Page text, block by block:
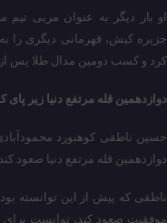
او بار دیگر به عنوان مربی
جزیره کیش، قهرمانی دیگری را
کرد و کسب دومین مدال طلا پس
دوازدهمین قله مرتفع دنیا زیر پای
حسین ناطقی کوهنورد
دوازدهمین قله مرتفع دنیا صعود